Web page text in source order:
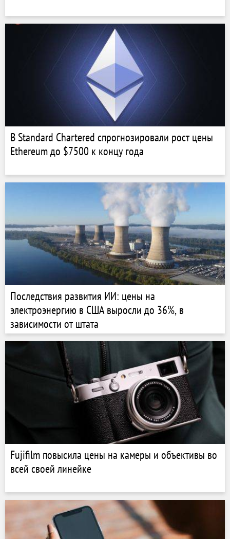
В Standard Chartered спрогнозировали рост цены
Ethereum до $7500 к концу года
Последствия развития ИИ: цены на
электроэнергию в США выросли до 36%, в
зависимости от штата
Fujifilm повысила цены на камеры и объективы во
всей своей линейке